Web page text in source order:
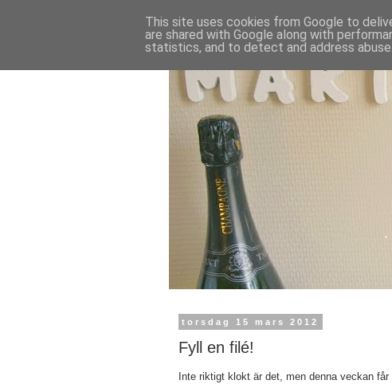
torsdag 15 mars 2012
Fyll en filé!
Inte riktigt klokt är det, men denna veckan
This site uses cookies from Google to
are shared with Google along with
statistics, and to detect and address abuse.